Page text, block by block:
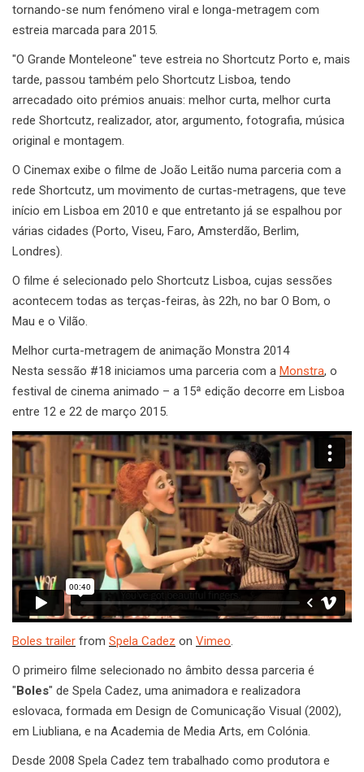
tornando-se num fenómeno viral e longa-metragem com
estreia marcada para 2015.
"O Grande Monteleone" teve estreia no Shortcutz Porto e, mais
tarde, passou também pelo Shortcutz Lisboa, tendo
arrecadado oito prémios anuais: melhor curta, melhor curta
rede Shortcutz, realizador, ator, argumento, fotografia, música
original e montagem.
O Cinemax exibe o filme de João Leitão numa parceria com a
rede Shortcutz, um movimento de curtas-metragens, que teve
início em Lisboa em 2010 e que entretanto já se espalhou por
várias cidades (Porto, Viseu, Faro, Amsterdão, Berlim,
Londres).
O filme é selecionado pelo Shortcutz Lisboa, cujas sessões
acontecem todas as terças-feiras, às 22h, no bar O Bom, o
Mau e o Vilão.
Melhor curta-metragem de animação Monstra 2014
Nesta sessão #18 iniciamos uma parceria com a Monstra, o
festival de cinema animado – a 15ª edição decorre em Lisboa
entre 12 e 22 de março 2015.
Boles trailer from Spela Cadez on Vimeo.
O primeiro filme selecionado no âmbito dessa parceria é
"Boles" de Spela Cadez, uma animadora e realizadora
eslovaca, formada em Design de Comunicação Visual (2002),
em Liubliana, e na Academia de Media Arts, em Colónia.
Desde 2008 Spela Cadez tem trabalhado como produtora e